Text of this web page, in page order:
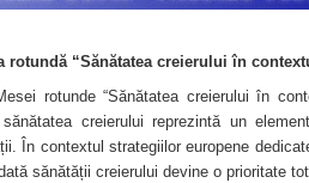
rotundă “Sănătatea creierului în
rotunde “Sănătatea creierului în
creierului reprezintă un
În contextul strategiilor europene
sănătății creierului devine o prioritate